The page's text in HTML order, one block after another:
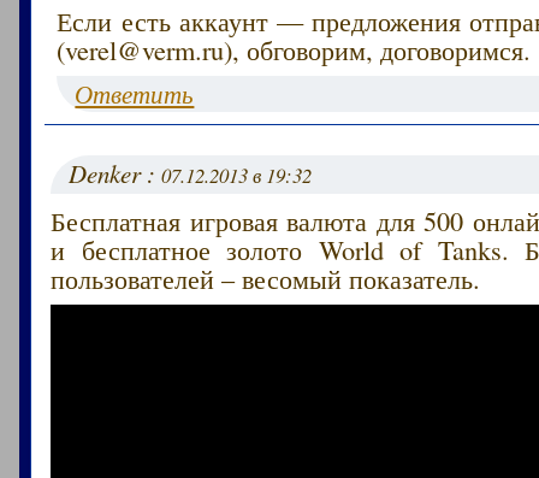
Если есть аккаунт — предложения
(verel@verm.ru), обговорим, договоримся.
Ответить
Denker :07.12.2013 в 19:32
Бесплатная игровая валюта для 500
и бесплатное золото World of Tanks.
пользователей – весомый показатель.